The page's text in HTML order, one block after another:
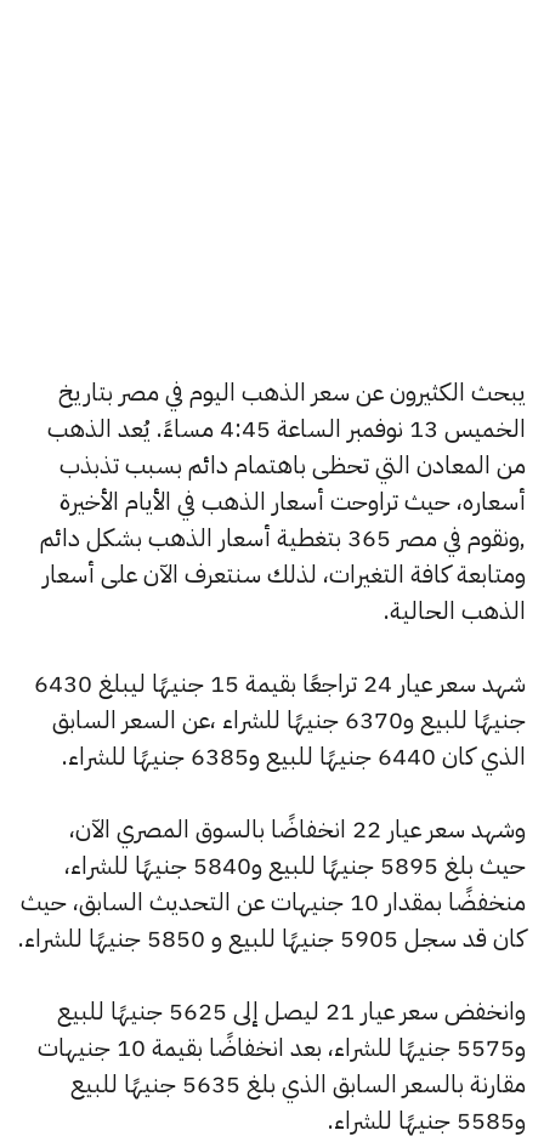
يبحث الكثيرون عن سعر الذهب اليوم في مصر بتاريخ
الخميس 13 نوفمبر الساعة 4:45 مساءً. يُعد الذهب
من المعادن التي تحظى باهتمام دائم بسبب تذبذب
أسعاره، حيث تراوحت أسعار الذهب في الأيام الأخيرة
,ونقوم في مصر 365 بتغطية أسعار الذهب بشكل دائم
ومتابعة كافة التغيرات، لذلك سنتعرف الآن على أسعار
الذهب الحالية.
شهد سعر عيار 24 تراجعًا بقيمة 15 جنيهًا ليبلغ 6430
جنيهًا للبيع و6370 جنيهًا للشراء ،عن السعر السابق
الذي كان 6440 جنيهًا للبيع و6385 جنيهًا للشراء.
وشهد سعر عيار 22 انخفاضًا بالسوق المصري الآن،
حيث بلغ 5895 جنيهًا للبيع و5840 جنيهًا للشراء،
منخفضًا بمقدار 10 جنيهات عن التحديث السابق، حيث
كان قد سجل 5905 جنيهًا للبيع و 5850 جنيهًا للشراء.
وانخفض سعر عيار 21 ليصل إلى 5625 جنيهًا للبيع
و5575 جنيهًا للشراء، بعد انخفاضًا بقيمة 10 جنيهات
مقارنة بالسعر السابق الذي بلغ 5635 جنيهًا للبيع
و5585 جنيهًا للشراء.